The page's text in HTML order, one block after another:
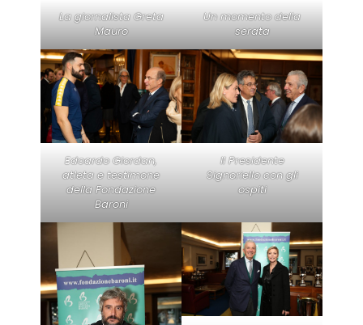
La giornalista Greta
Mauro
Un momento della
serata
Edoardo Giordan,
atleta e testimone
della Fondazione
Baroni
Il Presidente
Signoriello con gli
ospiti